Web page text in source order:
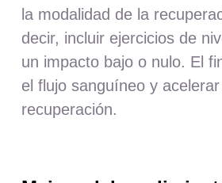
la modalidad de la
decir, incluir ejercicios de
un impacto bajo o nulo. El
el flujo sanguíneo y
recuperación.